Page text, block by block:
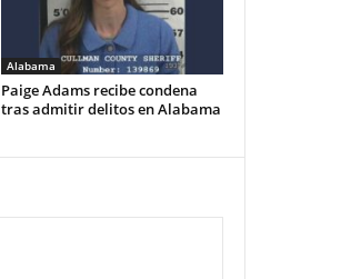
Alabama
Paige Adams recibe condena
tras admitir delitos en Alabama